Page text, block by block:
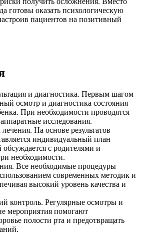
готовы оказать психологическую
пациентов на позитивный
и диагностика. Первым шагом
осмотр и диагностика состояния
При необходимости проводятся
исследования.
На основе результатов
индивидуальный план
с родителями и
необходимости.
Все необходимые процедуры
современных методик и
высокий уровень качества и
контроль. Регулярные осмотры и
мероприятия помогают
полости рта и предотвращать